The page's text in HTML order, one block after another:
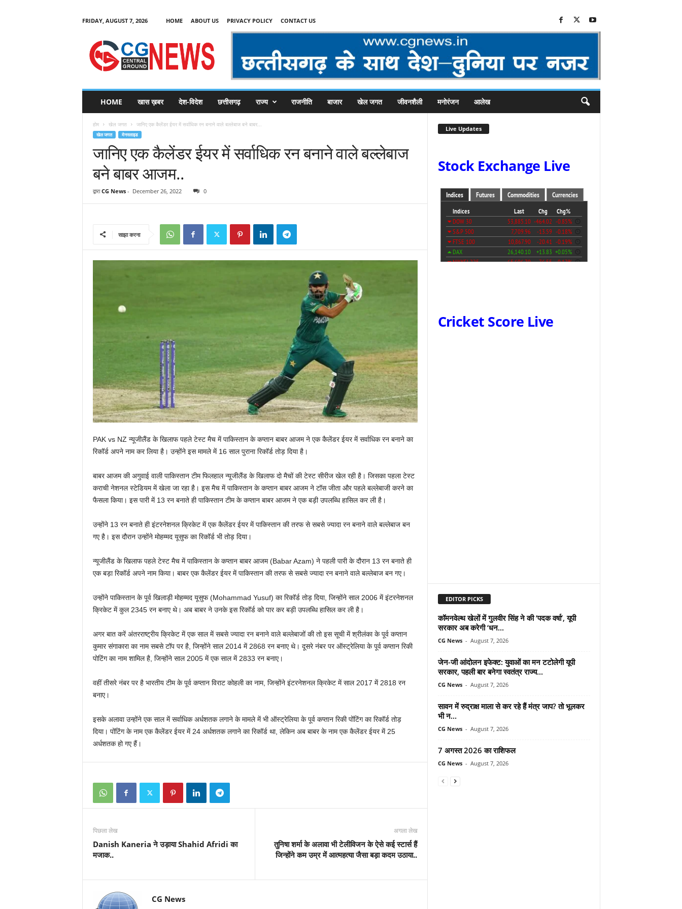
FRIDAY, AUGUST 7, 2026 HOME ABOUT US PRIVACY POLICY CONTACT US
C
HOME खास ख़बर देश-विदेश छत्तीसगढ़ राज्य राजनीति बाजार खेल जगत जीवनशैली मनोरंजन आलेख
होम खेल जगत जानिए एक कैलेंडर ईयर में सर्वाधिक रन बनाने वाले बल्लेबाज बने बाबर...
खेल जगत मेनस्लाइड
जानिए एक कैलेंडर ईयर में सर्वाधिक रन बनाने वाले बल्लेबाज
बने बाबर आजम..
द्वारा CG News- December 26, 2022 0
साझा करना
PAK vs NZ न्यूजीलैंड के खिलाफ पहले टेस्ट मैच में पाकिस्तान के कप्तान बाबर आजम ने एक कैलेंडर ईयर में सर्वाधिक रन बनाने का
रिकॉर्ड अपने नाम कर लिया है। उन्होंने इस मामले में 16 साल पुराना रिकॉर्ड तोड़ दिया है।
बाबर आजम की अगुवाई वाली पाकिस्तान टीम फिलहाल न्यूजीलैंड के खिलाफ दो मैचों की टेस्ट सीरीज खेल रही है। जिसका पहला टेस्ट
कराची नेशनल स्टेडियम में खेला जा रहा है। इस मैच में पाकिस्तान के कप्तान बाबर आजम ने टॉस जीता और पहले बल्लेबाजी करने का
फैसला किया। इस पारी में 13 रन बनाते ही पाकिस्तान टीम के कप्तान बाबर आजम ने एक बड़ी उपलब्धि हासिल कर ली है।
उन्होंने 13 रन बनाते ही इंटरनेशनल क्रिकेट में एक कैलेंडर ईयर में पाकिस्तान की तरफ से सबसे ज्यादा रन बनाने वाले बल्लेबाज बन
गए है। इस दौरान उन्होंने मोहम्मद यूसुफ का रिकॉर्ड भी तोड़ दिया।
न्यूजीलैंड के खिलाफ पहले टेस्ट मैच में पाकिस्तान के कप्तान बाबर आजम (Babar Azam) ने पहली पारी के दौरान 13 रन बनाते ही
एक बड़ा रिकॉर्ड अपने नाम किया। बाबर एक कैलेंडर ईयर में पाकिस्तान की तरफ से सबसे ज्यादा रन बनाने वाले बल्लेबाज बन गए।
उन्होंने पाकिस्तान के पूर्व खिलाड़ी मोहम्मद यूसुफ (Mohammad Yusuf) का रिकॉर्ड तोड़ दिया, जिन्होंने साल 2006 में इंटरनेशनल
क्रिकेट में कुल 2345 रन बनाए थे। अब बाबर ने उनके इस रिकॉर्ड को पार कर बड़ी उपलब्धि हासिल कर ली है।
अगर बात करें अंतरराष्ट्रीय क्रिकेट में एक साल में सबसे ज्यादा रन बनाने वाले बल्लेबाजों की तो इस सूची में श्रीलंका के पूर्व कप्तान
कुमार संगाकारा का नाम सबसे टॉप पर है, जिन्होंने साल 2014 में 2868 रन बनाए थे। दूसरे नंबर पर ऑस्ट्रेलिया के पूर्व कप्तान रिकी
पोटिंग का नाम शामिल है, जिन्होंने साल 2005 में एक साल में 2833 रन बनाए।
वहीं तीसरे नंबर पर है भारतीय टीम के पूर्व कप्तान विराट कोहली का नाम, जिन्होंने इंटरनेशनल क्रिकेट में साल 2017 में 2818 रन
बनाए।
इसके अलावा उन्होंने एक साल में सर्वाधिक अर्धशतक लगाने के मामले में भी ऑस्ट्रेलिया के पूर्व कप्तान रिकी पोंटिंग का रिकॉर्ड तोड़
दिया। पोंटिंग के नाम एक कैलेंडर ईयर में 24 अर्धशतक लगाने का रिकॉर्ड था, लेकिन अब बाबर के नाम एक कैलेंडर ईयर में 25
अर्धशतक हो गए हैं।
पिछला लेख
Danish Kaneria ने उड़ाया Shahid Afridi का
मजाक..
अगला लेख
तुनिषा शर्मा के अलावा भी टेलीविजन के ऐसे कई स्टार्स हैं
जिन्होंने कम उम्र में आत्महत्या जैसा बड़ा कदम उठाया..
CG News
Live Updates
Stock Exchange Live
Cricket Score Live
EDITOR PICKS
कॉमनवेल्थ खेलों में गुलवीर सिंह ने की ‘पदक वर्षा’, यूपी
सरकार अब करेगी ‘धन...
CG News - August 7, 2026
जेन-जी आंदोलन इफेक्ट: युवाओं का मन टटोलेगी यूपी
सरकार, पहली बार बनेगा स्वतंत्र राज्य...
CG News - August 7, 2026
सावन में रुद्राक्ष माला से कर रहे हैं मंत्र जाप? तो भूलकर
भी न...
CG News - August 7, 2026
7 अगस्त 2026 का राशिफल
CG News - August 7, 2026